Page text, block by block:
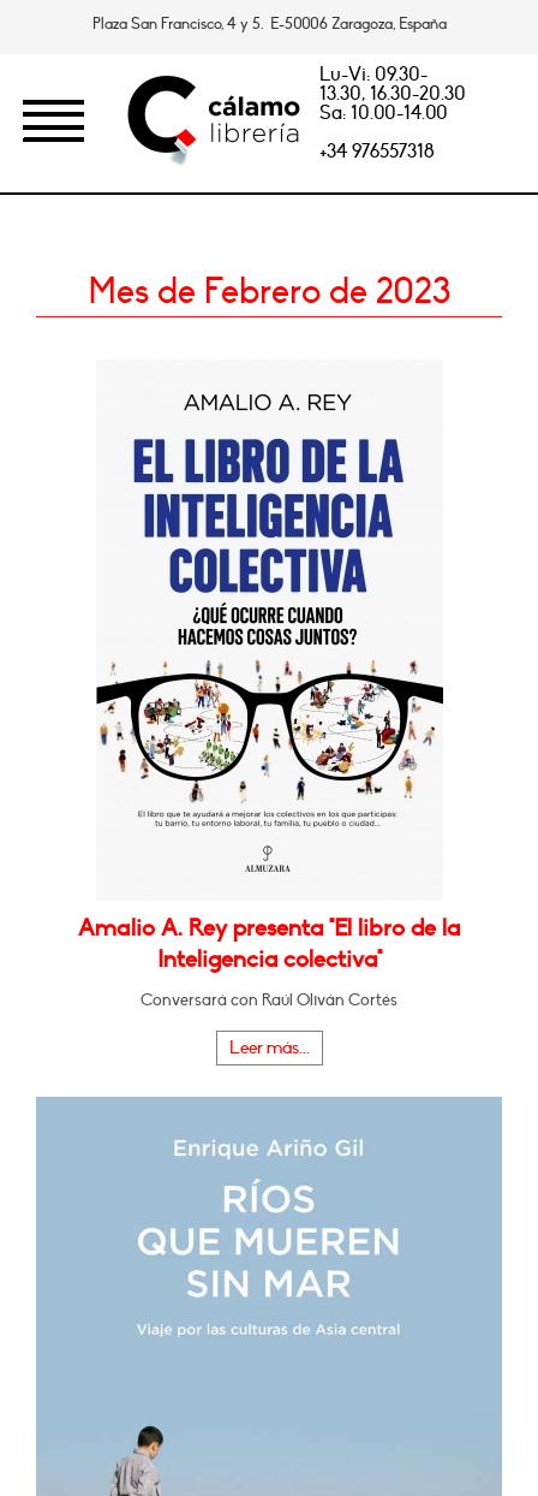
Plaza San Francisco, 4 y 5. E-50006 Zaragoza, España
Lu-Vi: 09.30-
13.30, 16.30-20.30
Sa: 10.00-14.00
+34 976557318
Mes de Febrero de 2023
Amalio A. Rey presenta "El libro de la
Inteligencia colectiva"
Conversará con Raúl Oliván Cortés
Leer más...